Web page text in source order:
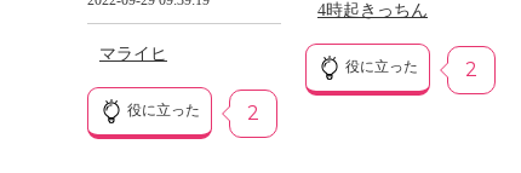
マライヒ
役に立った 2
4時起きっちん
役に立った 2